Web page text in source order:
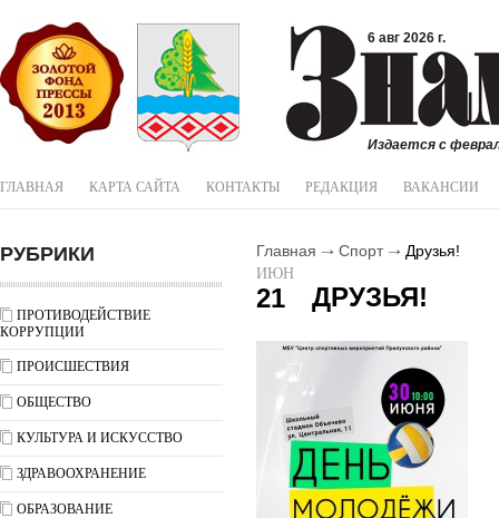
6 авг 2026 г.
Издается с
ГЛАВНАЯ КАРТА САЙТА КОНТАКТЫ РЕДАКЦИЯ ВАКАНСИИ
РУБРИКИ
ПРОТИВОДЕЙСТВИЕ
КОРРУПЦИИ
ПРОИСШЕСТВИЯ
ОБЩЕСТВО
КУЛЬТУРА И ИСКУССТВО
ЗДРАВООХРАНЕНИЕ
ОБРАЗОВАНИЕ
Главная Спорт
Друзья!
ИЮН
21 ДРУЗЬЯ!